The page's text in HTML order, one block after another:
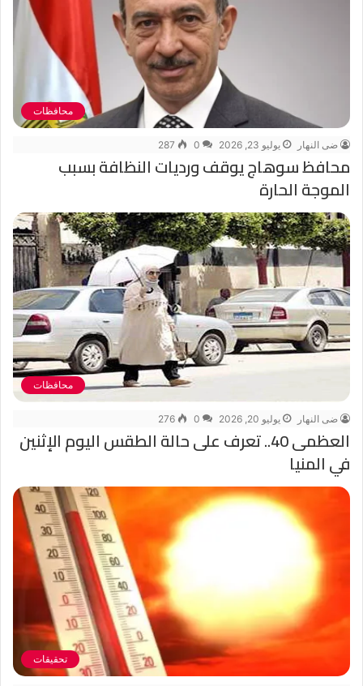
محافظات
ضى النهار يوليو 23, 2026 0
287
محافظ سوهاج يوقف ورديات النظافة بسبب
الموجة الحارة
محافظات
ضى النهار يوليو 20, 2026 0
276
العظمى 40.. تعرف على حالة الطقس اليوم الإثنين
في المنيا
تحقيقات